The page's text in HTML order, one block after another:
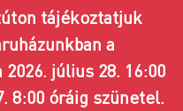
tájékoztatjuk
a
július 28. 16:00
8:00 óráig szünetel.